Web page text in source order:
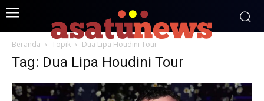
Beranda Topik Dua Lipa Houdini Tour
Tag: Dua Lipa Houdini Tour